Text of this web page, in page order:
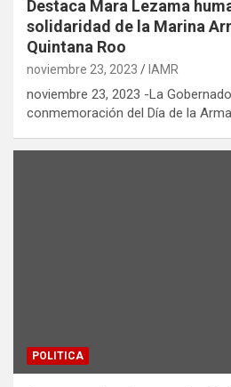
Destaca Mara Lezama
solidaridad de la Marina
Quintana Roo
noviembre 23, 2023 IAMR
noviembre 23, 2023 -La
conmemoración del Día de la
POLITICA